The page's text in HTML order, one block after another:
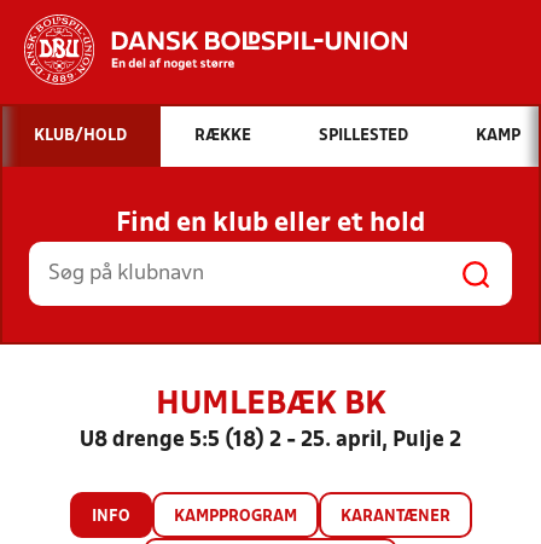
Hvad vil du søge efter?
INDHOLD OG NYHEDER
STILLINGER, RESULTATER, KLUBBER OG
HOLD
KLUB/HOLD RÆKKE SPILLESTED KAMP
Find en klub eller et hold
HUMLEBÆK BK
U8 drenge 5:5 (18) 2 - 25. april, Pulje 2
INFO KAMPPROGRAM KARANTÆNER